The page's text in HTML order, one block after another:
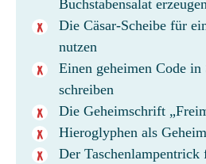
Buchstabensalat
Die Cäsar-Scheibe für
nutzen
Einen geheimen Code
schreiben
Die Geheimschrift
Hieroglyphen als
Der Taschenlampentrick